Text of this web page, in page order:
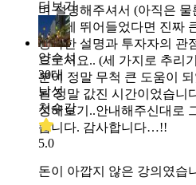
며 설명해주셔서 (아직은
마련에 뛰어들었다면 진짜
정확한 설명과 투자자의 관
으로서요.. (세 가지로 추리
분이 정말 무척 큰 도움이
된 정말 값진 시간이었습니
성해보기..안내해주신대로
습니다. 감사합니다…!!
더보기
양수석
30대
남성
첫수강
5.0
돈이 아깝지 않은 강의였습